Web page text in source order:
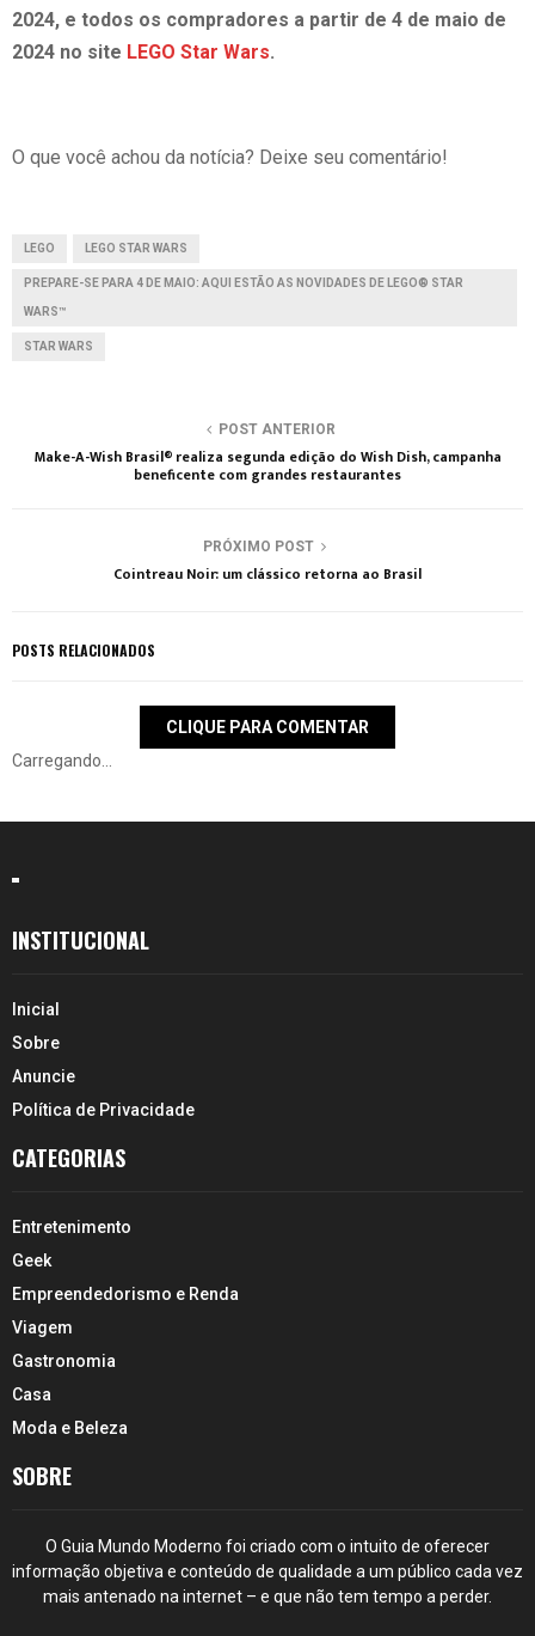
2024, e todos os compradores a partir de 4 de maio de
2024 no site LEGO Star Wars.
O que você achou da notícia? Deixe seu comentário!
LEGO LEGO STAR WARS
PREPARE-SE PARA 4 DE MAIO: AQUI ESTÃO AS NOVIDADES DE LEGO® STAR
WARS™
STAR WARS
POST ANTERIOR
Make-A-Wish Brasil® realiza segunda edição do Wish Dish, campanha
beneficente com grandes restaurantes
PRÓXIMO POST
Cointreau Noir: um clássico retorna ao Brasil
POSTS RELACIONADOS
CLIQUE PARA COMENTAR
Carregando...
INSTITUCIONAL
Inicial
Sobre
Anuncie
Política de Privacidade
CATEGORIAS
Entretenimento
Geek
Empreendedorismo e Renda
Viagem
Gastronomia
Casa
Moda e Beleza
SOBRE
O Guia Mundo Moderno foi criado com o intuito de oferecer
informação objetiva e conteúdo de qualidade a um público cada vez
mais antenado na internet – e que não tem tempo a perder.